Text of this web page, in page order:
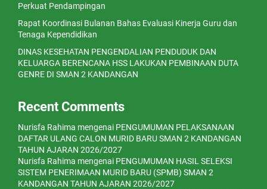
Perkuat Pendampingan
Rapat Koordinasi Bulanan Bahas Evaluasi Kinerja Guru dan
Tenaga Kependidikan
DINAS KESEHATAN PENGENDALIAN PENDUDUK DAN
KELUARGA BERENCANA HSS LAKUKAN PEMBINAAN DUTA
GENRE DI SMAN 2 KANDANGAN
Recent Comments
Nurisfa Rahima mengenai PENGUMUMAN PELAKSANAAN
DAFTAR ULANG CALON MURID BARU SMAN 2 KANDANGAN
TAHUN AJARAN 2026/2027
Nurisfa Rahima mengenai PENGUMUMAN HASIL SELEKSI
SISTEM PENERIMAAN MURID BARU (SPMB) SMAN 2
KANDANGAN TAHUN AJARAN 2026/2027